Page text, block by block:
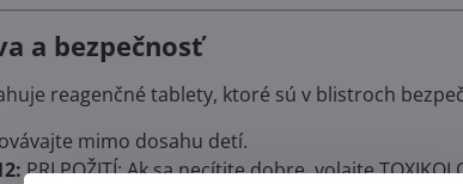
a bezpečnosť
reagenčné tablety, ktoré sú v blistroch
mimo dosahu detí.
PRI POŽITÍ: Ak sa necítite dobre, volajte